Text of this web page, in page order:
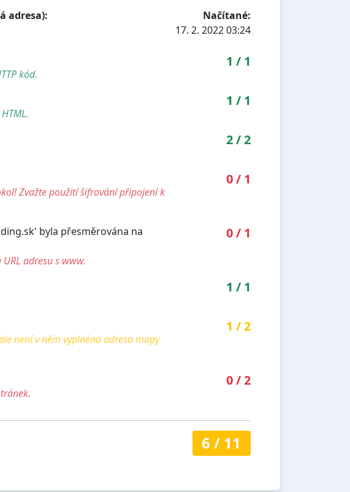
adresa):
Načítané:
17. 2. 2022 03:24
kód.
1 / 1
1 / 1
2/2
Zvažte použití šifrování připojení k
0/ 1
byla přesměrována na
adresu s www.
0/ 1
1 / 1
není v něm vyplnéna adresa mapy
1 /2
0/2
6 / 11